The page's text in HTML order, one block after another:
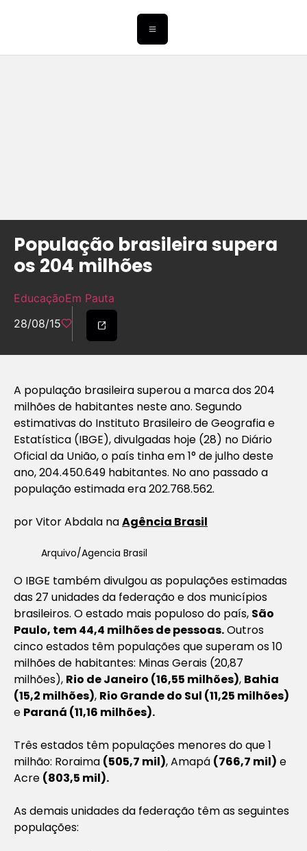
População brasileira supera
os 204 milhões
EducaçãoEm Pauta
28/08/15
A população brasileira superou a marca dos 204
milhões de habitantes neste ano. Segundo
estimativas do Instituto Brasileiro de Geografia e
Estatística (IBGE), divulgadas hoje (28) no Diário
Oficial da União, o país tinha em 1° de julho deste
ano, 204.450.649 habitantes. No ano passado a
população estimada era 202.768.562.
por Vitor Abdala naAgência Brasil
Arquivo/Agencia Brasil
O IBGE também divulgou as populações estimadas
das 27 unidades da federação e dos municípios
brasileiros. O estado mais populoso do país, São
Paulo, tem 44,4 milhões de pessoas.Outros
cinco estados têm populações que superam os 10
milhões de habitantes: Minas Gerais (20,87
milhões), Rio de Janeiro (16,55 milhões), Bahia
(15,2 milhões), Rio Grande do Sul (11,25 milhões)
e Paraná (11,16 milhões).
Três estados têm populações menores do que 1
milhão: Roraima (505,7 mil), Amapá (766,7 mil) e
Acre (803,5 mil).
As demais unidades da federação têm as seguintes
populações: